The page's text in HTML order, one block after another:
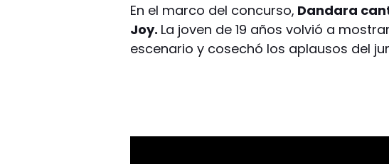
En el marco del concurso, Dandara
Joy. La joven de 19 años volvió a
escenario y cosechó los aplausos del